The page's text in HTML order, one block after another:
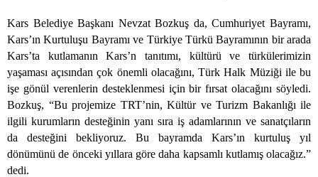
Kars Belediye Başkanı Nevzat Bozkuş da, Cumhuriyet Bayramı,
Kars’ın Kurtuluşu Bayramı ve Türkiye Türkü Bayramının bir arada
Kars’ta kutlamanın Kars’n tanıtımı, kültürü ve türkülerimizin
yaşaması açısından çok önemli olacağını, Türk Halk Müziği ile bu
işe gönül verenlerin desteklenmesi için bir fırsat olacağını söyledi.
Bozkuş, “Bu projemize TRT’nin, Kültür ve Turizm Bakanlığı ile
ilgili kurumların desteğinin yanı sıra iş adamlarının ve sanatçıların
da desteğini bekliyoruz. Bu bayramda Kars’ın kurtuluş yıl
dönümünü de önceki yıllara göre daha kapsamlı kutlamış olacağız.”
dedi.